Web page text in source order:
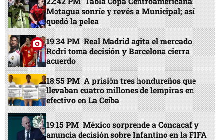
Motagua sonríe y revés a Municipal; así
quedó la pelea
19:34 PM Real Madrid agita el mercado,
Rodri toma decisión y Barcelona cierra
acuerdo
18:55 PM A prisión tres hondureños que
llevaban cuatro millones de lempiras en
efectivo en La Ceiba
19:15 PM México sorprende a Concacaf y
anuncia decisión sobre Infantino en la FIFA